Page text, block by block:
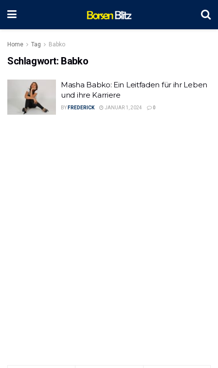
Home Tag Babko
Schlagwort: Babko
Masha Babko: Ein Leitfaden für ihr Leben
und ihre Karriere
BY FREDERICK JANUAR 1, 2024 0